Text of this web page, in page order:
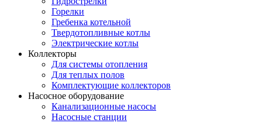
Горелки
Гребенка котельной
Твердотопливные котлы
Электрические котлы
Коллекторы
Для системы отопления
Для теплых полов
Комплектующие коллекторов
Насосное оборудование
Канализационные насосы
Насосные станции